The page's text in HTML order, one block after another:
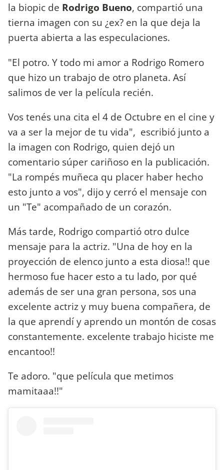
la biopic de Rodrigo Bueno, compartió una
tierna imagen con su ¿ex? en la que deja la
puerta abierta a las especulaciones.
"El potro. Y todo mi amor a Rodrigo Romero
que hizo un trabajo de otro planeta. Así
salimos de ver la película recién.
Vos tenés una cita el 4 de Octubre en el cine y
va a ser la mejor de tu vida", escribió junto a
la imagen con Rodrigo, quien dejó un
comentario súper cariñoso en la publicación.
"La rompés muñeca qu placer haber hecho
esto junto a vos", dijo y cerró el mensaje con
un "Te" acompañado de un corazón.
Más tarde, Rodrigo compartió otro dulce
mensaje para la actriz. "Una de hoy en la
proyección de elenco junto a esta diosa!! que
hermoso fue hacer esto a tu lado, por qué
además de ser una gran persona, sos una
excelente actriz y muy buena compañera, de
la que aprendí y aprendo un montón de cosas
constantemente. excelente trabajo hiciste me
encantoo!!
Te adoro. "que película que metimos
mamitaaa!!"